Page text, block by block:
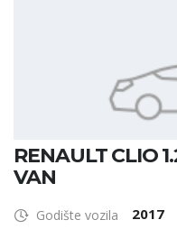
RENAULT CLIO
VAN
Godište vozila 2017